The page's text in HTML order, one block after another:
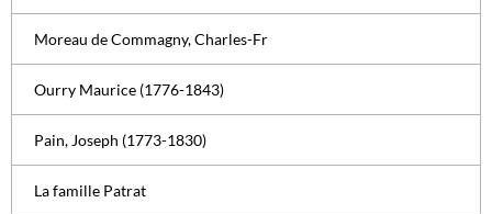
Moreau de Commagny, Charles-Fr
Ourry Maurice (1776-1843)
Pain, Joseph (1773-1830)
La famille Patrat